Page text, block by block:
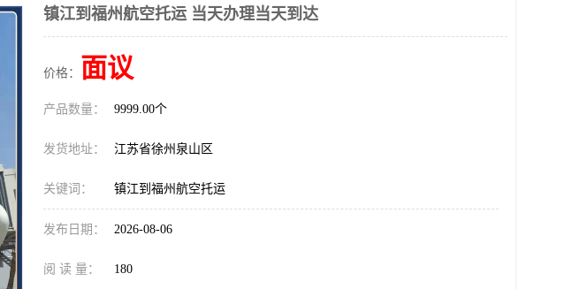
镇江到福州航空托运 当天办理当天到达
价格： 面议
产品数量： 9999.00个
发货地址： 江苏省徐州泉山区
关键词： 镇江到福州航空托运
发布日期： 2026-08-06
阅 读 量： 180